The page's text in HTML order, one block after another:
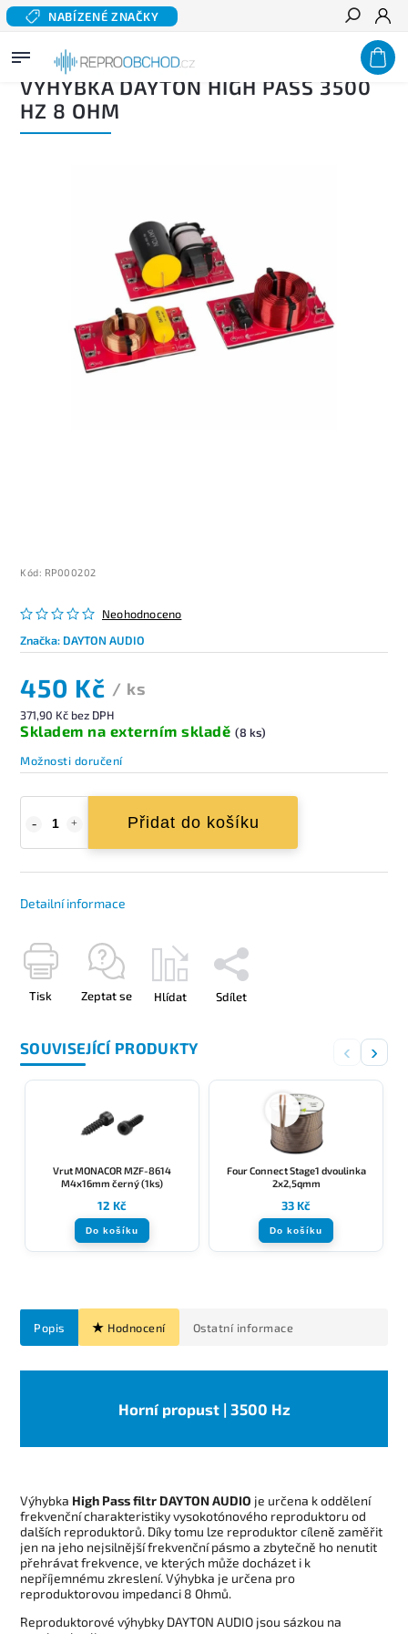
NABÍZENÉ ZNAČKY
Hledat
Domů/ Výhybky /Výhybky pro drivery/ Výhybka DAYTON High Pass 3500 Hz 8 Ohm
VÝHYBKA DAYTON HIGH PASS 3500
HZ 8 OHM
Kód: RP000202
Neohodnoceno
Značka: DAYTON AUDIO
450 Kč / ks
371,90 Kč bez DPH
Skladem na externím skladě (8 ks)
Možnosti doručení
Přidat do košíku
Detailní informace
Tisk Zeptat se Hlídat Sdílet
SOUVISEJÍCÍ PRODUKTY ‹ ›
Vrut MONACOR MZF-8614
M4x16mm černý (1ks)
12 Kč
Do košíku
Four Connect Stage1 dvoulinka
2x2,5qmm
33 Kč
Do košíku
Popis Hodnocení Ostatní informace
Horní propust | 3500 Hz
Výhybka High Pass filtr DAYTON AUDIO je určena k oddělení
frekvenční charakteristiky vysokotónového reproduktoru od
dalších reproduktorů. Díky tomu lze reproduktor cíleně zaměřit
jen na jeho nejsilnější frekvenční pásmo a zbytečně ho nenutit
přehrávat frekvence, ve kterých může docházet i k
nepříjemnému zkreslení. Výhybka je určena pro
reproduktorovou impedanci 8 Ohmů.
Reproduktorové výhybky DAYTON AUDIO jsou sázkou na